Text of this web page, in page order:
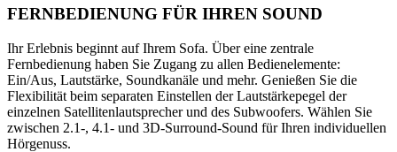
FERNBEDIENUNG FÜR IHREN SOUND
Ihr Erlebnis beginnt auf Ihrem Sofa. Über eine zentrale
Fernbedienung haben Sie Zugang zu allen Bedienelemente:
Ein/Aus, Lautstärke, Soundkanäle und mehr. Genießen Sie die
Flexibilität beim separaten Einstellen der Lautstärkepegel der
einzelnen Satellitenlautsprecher und des Subwoofers. Wählen Sie
zwischen 2.1-, 4.1- und 3D-Surround-Sound für Ihren individuellen
Hörgenuss.